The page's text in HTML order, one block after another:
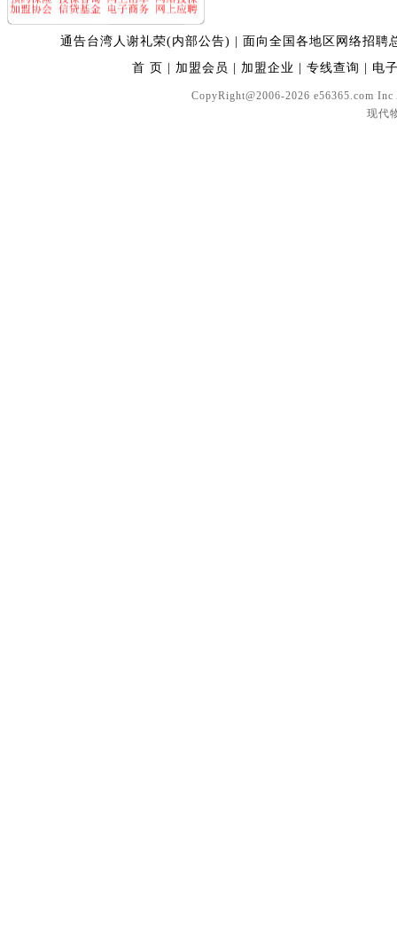
通告台湾人谢礼荣(内部公告)
面向全国各地区网络招聘
首 页
加盟会员 加盟企业 专线查询 电
CopyRight@2006-2026 e56365.com
现代